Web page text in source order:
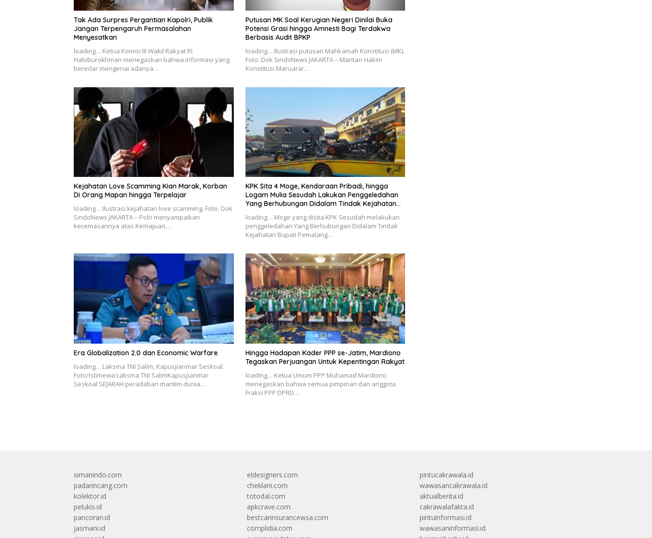
Tak Ada Surpres Pergantian Kapolri, Publik
Jangan Terpengaruh Permasalahan
Menyesatkan
loading… Ketua Komisi III Wakil Rakyat RI
Habiburokhman menegaskan bahwa informasi yang
beredar mengenai adanya…
Putusan MK Soal Kerugian Negeri Dinilai Buka
Potensi Grasi hingga Amnesti Bagi Terdakwa
Berbasis Audit BPKP
loading… Ilustrasi putusan Mahkamah Konstitusi (MK).
Foto: Dok SindoNews JAKARTA – Mantan Hakim
Konstitusi Maruarar…
Kejahatan Love Scamming Kian Marak, Korban
Di Orang Mapan hingga Terpelajar
loading… Ilustrasi kejahatan love scamming. Foto: Dok
SindoNews JAKARTA – Polri menyampaikan
kecemasannya atas Kemajuan…
KPK Sita 4 Moge, Kendaraan Pribadi, hingga
Logam Mulia Sesudah Lakukan Penggeledahan
Yang Berhubungan Didalam Tindak Kejahatan
loading… Moge yang disita KPK Sesudah melakukan
penggeledahan Yang Berhubungan Didalam Tindak
Kejahatan Bupati Pemalang…
Era Globalization 2.0 dan Economic Warfare
loading… Laksma TNI Salim, Kapusjianmar Seskoal.
Foto/istimewa Laksma TNI SalimKapusjianmar
Seskoal SEJARAH peradaban maritim dunia…
Hingga Hadapan Kader PPP se-Jatim, Mardiono
Tegaskan Perjuangan Untuk Kepentingan Rakyat
loading… Ketua Umum PPP Muhamad Mardiono
menegaskan bahwa semua pimpinan dan anggota
Fraksi PPP DPRD…
simanindo.com
padarincang.com
kolektor.id
pelukis.id
pancoran.id
jasmani.id
eldesigners.com
cheklani.com
totodal.com
apkcrave.com
bestcarinsurancewsa.com
complidia.com
pintucakrawala.id
wawasancakrawala.id
aktualberita.id
cakrawalafakta.id
pintuinformasi.id
wawasaninformasi.id